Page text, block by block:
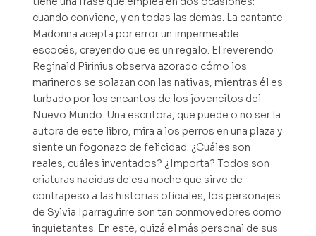
cuando conviene, y en todas las demás. La cantante
Madonna acepta por error un impermeable
escocés, creyendo que es un regalo. El reverendo
Reginald Pirinius observa azorado cómo los
marineros se solazan con las nativas, mientras él es
turbado por los encantos de los jovencitos del
Nuevo Mundo. Una escritora, que puede o no ser la
autora de este libro, mira a los perros en una plaza y
siente un fogonazo de felicidad. ¿Cuáles son
reales, cuáles inventados? ¿Importa? Todos son
criaturas nacidas de esa noche que sirve de
contrapeso a las historias oficiales, los personajes
de Sylvia Iparraguirre son tan conmovedores como
inquietantes. En este, quizá el más personal de sus